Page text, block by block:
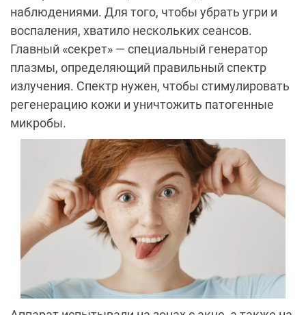
наблюдениями. Для того, чтобы убрать угри и
воспаления, хватило нескольких сеансов.
Главный «секрет» — специальный генератор
плазмы, определяющий правильный спектр
излучения. Спектр нужен, чтобы стимулировать
регенерацию кожи и уничтожить патогенные
микробы.